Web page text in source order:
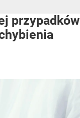
przypadków